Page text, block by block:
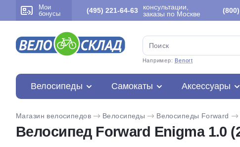
Мои
бонусы
(495) 221-64-63
консультации,
заказы по Москве
Например: Benort
Велосипеды Самокаты Аксессуары
Магазин велосипедов Велосипеды Велосипеды Forward
Велосипед Forward Enigma 1.0